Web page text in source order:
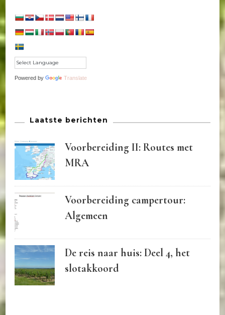
Powered by Translate
Laatste berichten
Voorbereiding II: Routes met
MRA
Voorbereiding campertour:
Algemeen
De reis naar huis: Deel 4, het
slotakkoord